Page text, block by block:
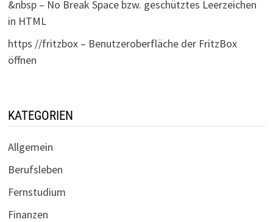
&nbsp – No Break Space bzw. geschütztes Leerzeichen
in HTML
https //fritzbox – Benutzeroberfläche der FritzBox
öffnen
KATEGORIEN
Allgemein
Berufsleben
Fernstudium
Finanzen